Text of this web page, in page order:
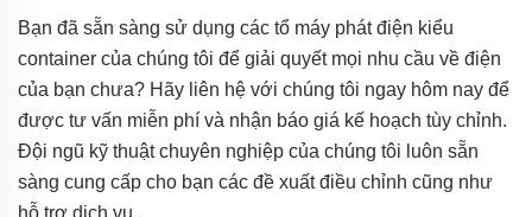
Bạn đã sẵn sàng sử dụng các tổ máy phát điện kiểu
container của chúng tôi để giải quyết mọi nhu cầu về điện
của bạn chưa? Hãy liên hệ với chúng tôi ngay hôm nay để
được tư vấn miễn phí và nhận báo giá kế hoạch tùy chỉnh.
Đội ngũ kỹ thuật chuyên nghiệp của chúng tôi luôn sẵn
sàng cung cấp cho bạn các đề xuất điều chỉnh cũng như